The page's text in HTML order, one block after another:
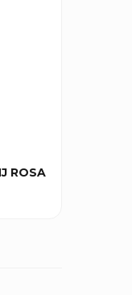
ROSA